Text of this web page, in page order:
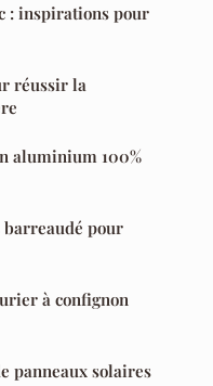
: inspirations pour
réussir la
aluminium 100%
barreaudé pour
à confignon
panneaux solaires